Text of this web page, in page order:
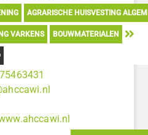
AGRARISCHE HUISVESTING
VARKENS BOUWMATERIALEN